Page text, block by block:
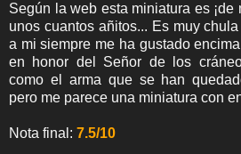
Según la web esta miniatura es
unos cuantos añitos... Es muy
a mi siempre me ha gustado
en honor del Señor de los
como el arma que se han
pero me parece una miniatura con
Nota final: 7.5/10